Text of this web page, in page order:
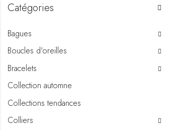
Catégories
Bagues
Boucles d'oreilles
Bracelets
Collection automne
Collections tendances
Colliers